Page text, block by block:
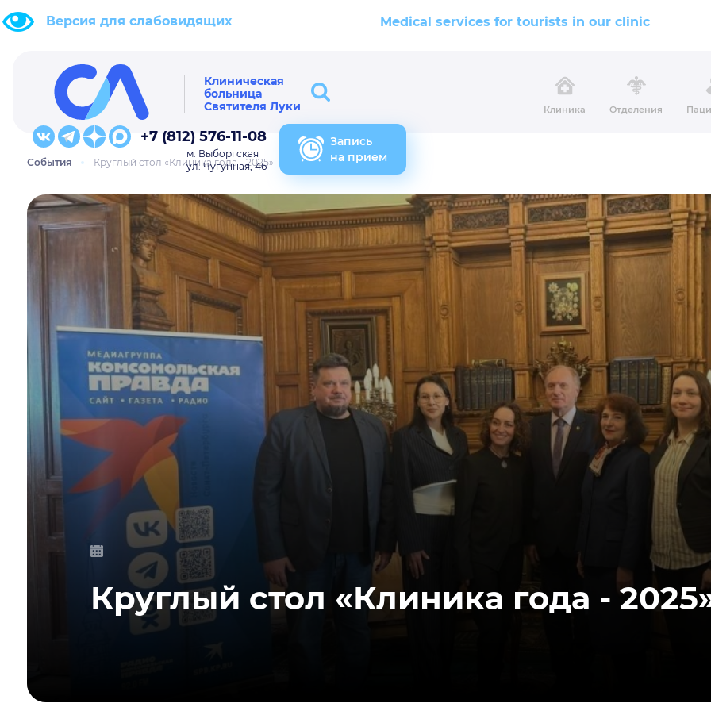
Версия для слабовидящих Medical services for tourists in our clinic
Клиническая
больница
Святителя Луки
Клиника Отделения
+7 (812) 576-11-08
м. Выборгская
ул. Чугунная, 46
Запись
на прием
События Круглый стол «Клиника года - 2025»
Круглый стол «Клиника года -